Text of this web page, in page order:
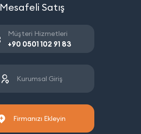
Mesafeli Satış
Müşteri Hizmetleri
+90 0501 102 91 83
Kurumsal Giriş
Firmanızı Ekleyin